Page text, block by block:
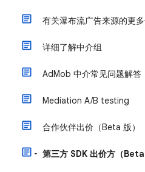
有关瀑布流广告来源的更
详细了解中介组
AdMob 中介常见问题解答
Mediation A/B testing
合作伙伴出价（Beta 版）
第三方 SDK 出价方（Beta